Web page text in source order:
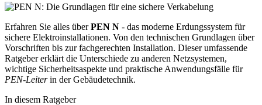
Erfahren Sie alles überPEN N - das moderne Erdungssystem für
sichere Elektroinstallationen. Von den technischen Grundlagen über
Vorschriften bis zur fachgerechten Installation. Dieser umfassende
Ratgeber erklärt die Unterschiede zu anderen Netzsystemen,
wichtige Sicherheitsaspekte und praktische Anwendungsfälle für
PEN-Leiterin der Gebäudetechnik.
In diesem Ratgeber